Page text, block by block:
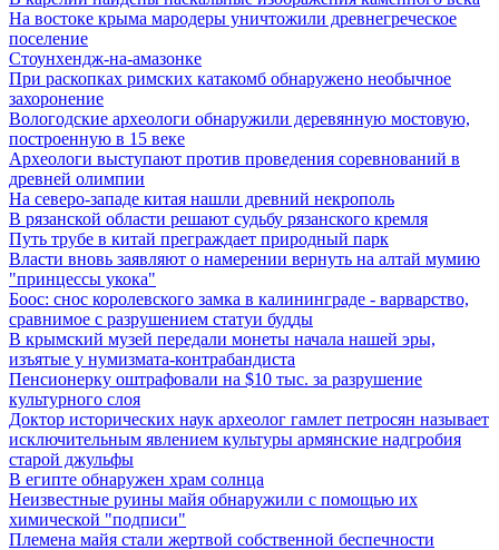
На востоке крыма мародеры уничтожили древнегреческое
поселение
Стоунхендж-на-амазонке
При раскопках римских катакомб обнаружено необычное
захоронение
Вологодские археологи обнаружили деревянную мостовую,
построенную в 15 веке
Археологи выступают против проведения соревнований в
древней олимпии
На северо-западе китая нашли древний некрополь
В рязанской области решают судьбу рязанского кремля
Путь трубе в китай преграждает природный парк
Власти вновь заявляют о намерении вернуть на алтай мумию
"принцессы укока"
Боос: снос королевского замка в калининграде - варварство,
сравнимое с разрушением статуи будды
В крымский музей передали монеты начала нашей эры,
изъятые у нумизмата-контрабандиста
Пенсионерку оштрафовали на $10 тыс. за разрушение
культурного слоя
Доктор исторических наук археолог гамлет петросян называет
исключительным явлением культуры армянские надгробия
старой джульфы
В египте обнаружен храм солнца
Неизвестные руины майя обнаружили с помощью их
химической "подписи"
Племена майя стали жертвой собственной беспечности